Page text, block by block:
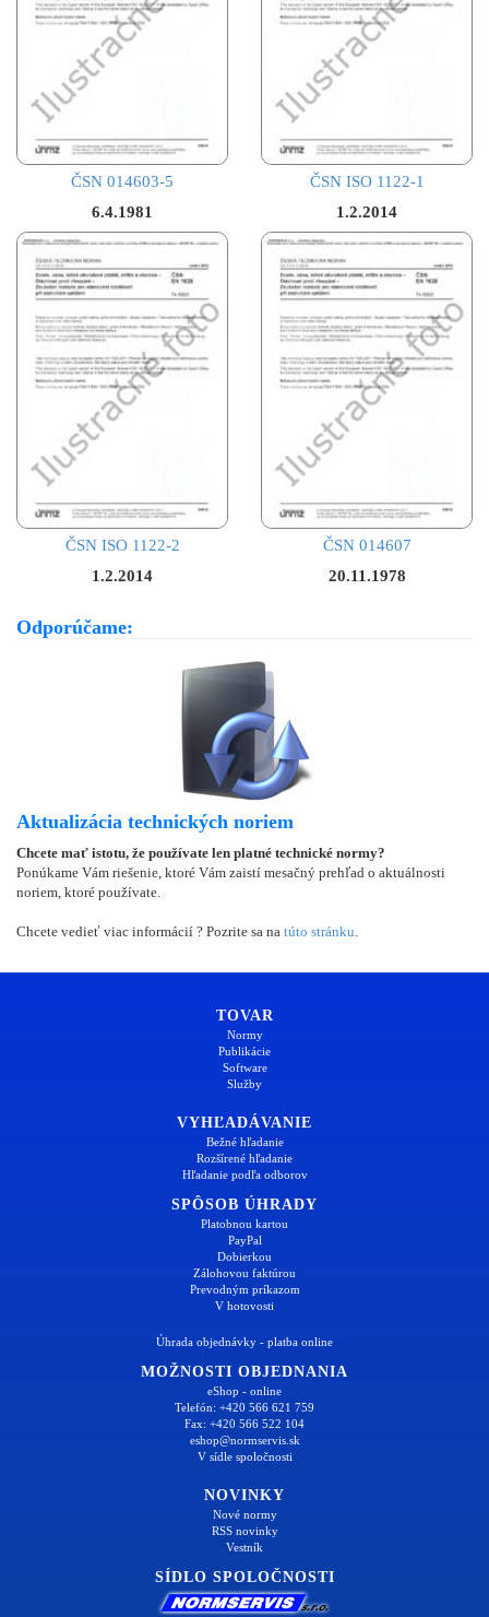
ČSN 014603-5
6.4.1981
ČSN ISO 1122-1
1.2.2014
ČSN ISO 1122-2
1.2.2014
ČSN 014607
20.11.1978
Odporúčame:
Aktualizácia technických noriem
Chcete mať istotu, že používate len platné technické normy?
Ponúkame Vám riešenie, ktoré Vám zaistí mesačný prehľad o aktuálnosti
noriem, ktoré používate.
Chcete vedieť viac informácií ? Pozrite sa na túto stránku
TOVAR
Normy
Publikácie
Software
Služby
VYHĽADÁVANIE
Bežné hľadanie
Rozšírené hľadanie
Hľadanie podľa odborov
SPÔSOB ÚHRADY
Platobnou kartou
PayPal
Dobierkou
Zálohovou faktúrou
Prevodným príkazom
V hotovosti
Úhrada objednávky - platba online
MOŽNOSTI OBJEDNANIA
eShop - online
Telefón: +420 566 621 759
Fax: +420 566 522 104
eshop@normservis.sk
V sídle spoločnosti
NOVINKY
Nové normy
RSS novinky
Vestník
SÍDLO SPOLOČNOSTI